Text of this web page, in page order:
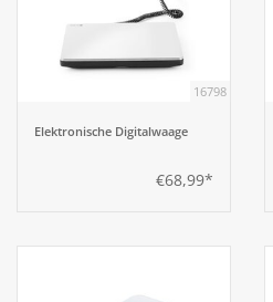
Einrichtung
Berufsbekleidung
16798
Elektronische Digitalwaage
€68,99*